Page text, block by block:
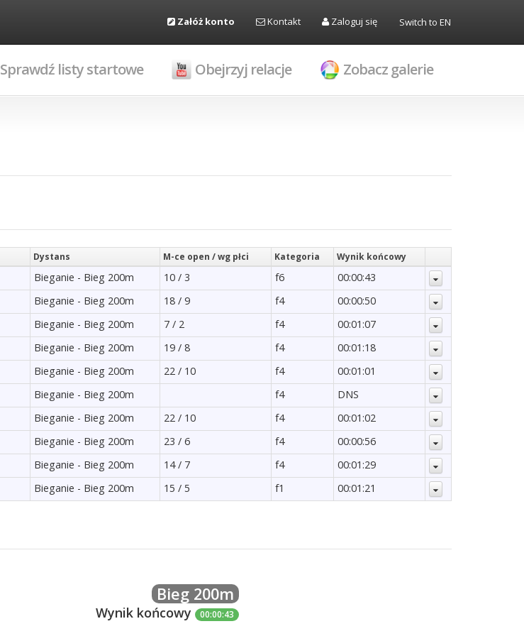
Załóż konto Kontakt Zaloguj się Switch to EN
Sprawdź listy startowe Obejrzyj relacje Zobacz galerie
Dystans M-ce open / wg płci Kategoria Wynik końcowy
Bieganie - Bieg 200m 10 / 3 f6
00:00:43
Bieganie - Bieg 200m 18 / 9 f4
00:00:50
Bieganie - Bieg 200m 7 / 2 f4
00:01:07
Bieganie - Bieg 200m 19 / 8 f4
00:01:18
Bieganie - Bieg 200m 22 / 10 f4
00:01:01
Bieganie - Bieg 200m f4
DNS
Bieganie - Bieg 200m 22 / 10 f4
00:01:02
Bieganie - Bieg 200m 23 / 6 f4
00:00:56
Bieganie - Bieg 200m 14 / 7 f4
00:01:29
Bieganie - Bieg 200m 15 / 5 f1 00:01:21
Bieg 200m
Wynik końcowy 00:00:43